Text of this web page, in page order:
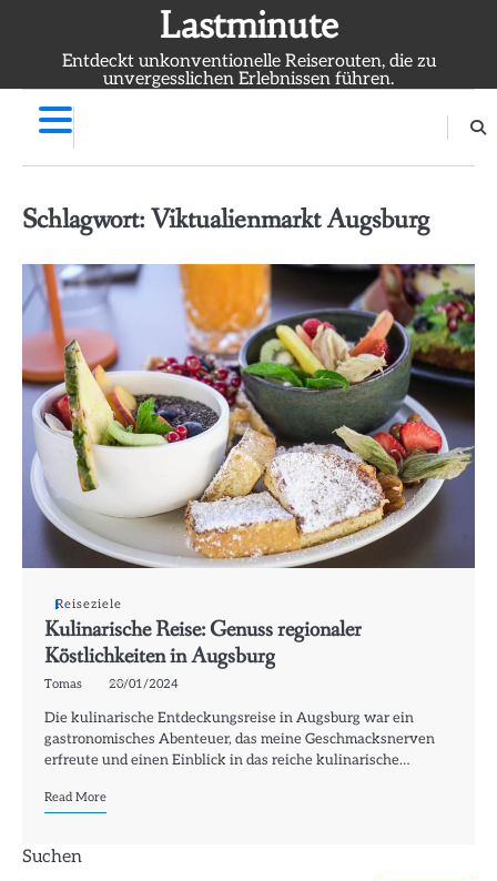
Lastminute
Entdeckt unkonventionelle Reiserouten, die zu
unvergesslichen Erlebnissen führen.
Schlagwort:Viktualienmarkt Augsburg
Reiseziele
Kulinarische Reise: Genuss regionaler
Köstlichkeiten in Augsburg
Tomas 20/01/2024
Die kulinarische Entdeckungsreise in Augsburg war ein
gastronomisches Abenteuer, das meine Geschmacksnerven
erfreute und einen Einblick in das reiche kulinarische…
Read More
Suchen